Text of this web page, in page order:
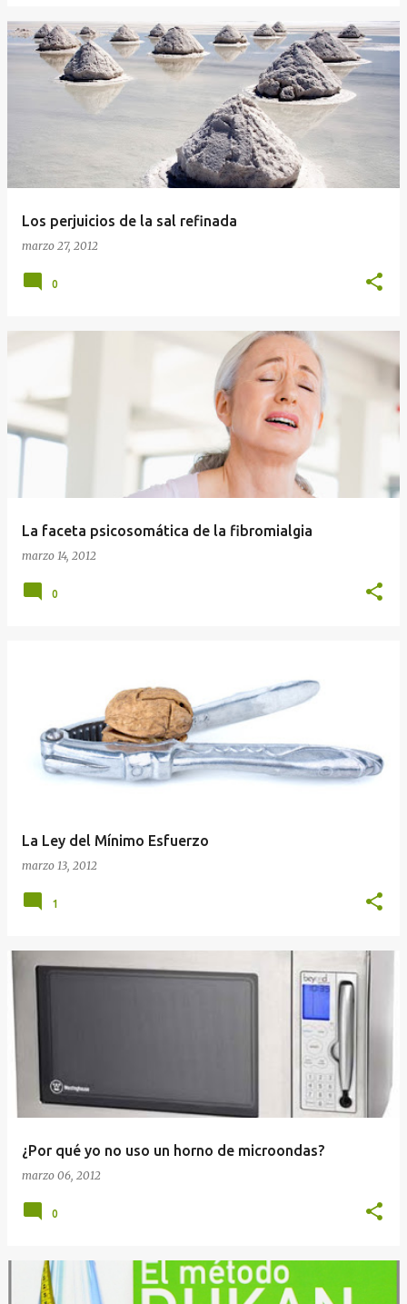
Los perjuicios de la sal refinada
marzo 27, 2012
0
La faceta psicosomática de la fibromialgia
marzo 14, 2012
0
La Ley del Mínimo Esfuerzo
marzo 13, 2012
1
¿Por qué yo no uso un horno de microondas?
marzo 06, 2012
0